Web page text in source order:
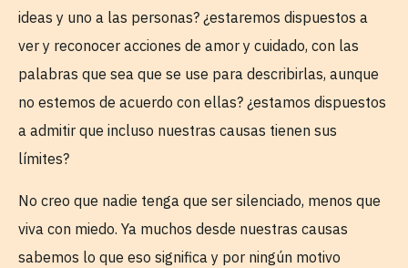
ideas y uno a las personas? ¿estaremos dispuestos a
ver y reconocer acciones de amor y cuidado, con las
palabras que sea que se use para describirlas, aunque
no estemos de acuerdo con ellas? ¿estamos dispuestos
a admitir que incluso nuestras causas tienen sus
límites?
No creo que nadie tenga que ser silenciado, menos que
viva con miedo. Ya muchos desde nuestras causas
sabemos lo que eso significa y por ningún motivo